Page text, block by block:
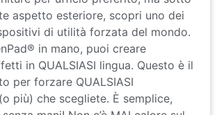
aspetto esteriore, scopri uno dei
di utilità forzata del mondo.
in mano, puoi creare
in QUALSIASI lingua. Questo è il
per forzare QUALSIASI
più) che scegliete. È semplice,
mani! Non c’è MAI calore sul